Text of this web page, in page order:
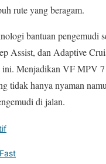
rute yang beragam.
bantuan pengemudi
Assist, dan Adaptive
ini. Menjadikan VF MPV 7
tidak hanya nyaman
di jalan.